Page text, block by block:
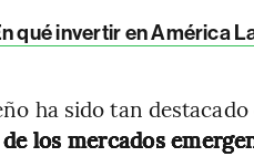
qué invertir en América
ha sido tan
los mercados